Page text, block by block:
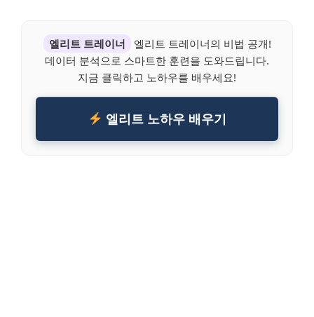
엘리트 트레이너
엘리트 트레이너의 비법 공개!
데이터 분석으로 스마트한 훈련을 도와드립니다.
지금 클릭하고 노하우를 배우세요!
엘리트 노하우 배우기